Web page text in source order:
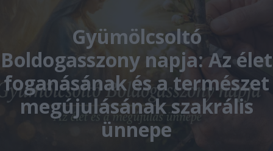
Gyümölcsoltó
Boldogasszony napja: Az élet
foganásának és a természet
megújulásának szakrális
ünnepe